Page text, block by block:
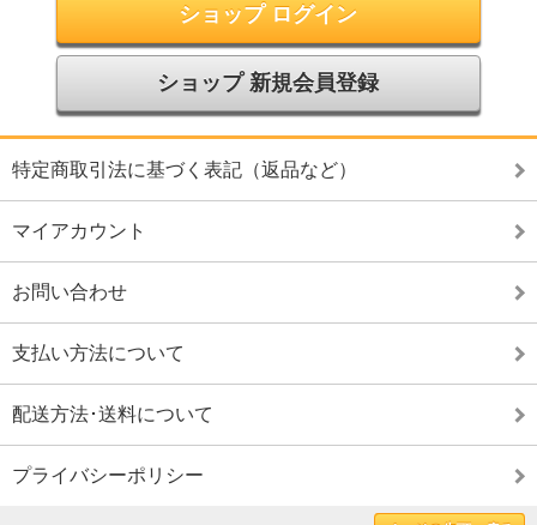
ショップ ログイン
ショップ 新規会員登録
特定商取引法に基づく表記（返品など）
マイアカウント
お問い合わせ
支払い方法について
配送方法･送料について
プライバシーポリシー